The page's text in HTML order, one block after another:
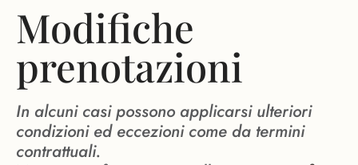
Modifiche
prenotazioni
In alcuni casi possono applicarsi ulteriori
condizioni ed eccezioni come da termini
contrattuali.